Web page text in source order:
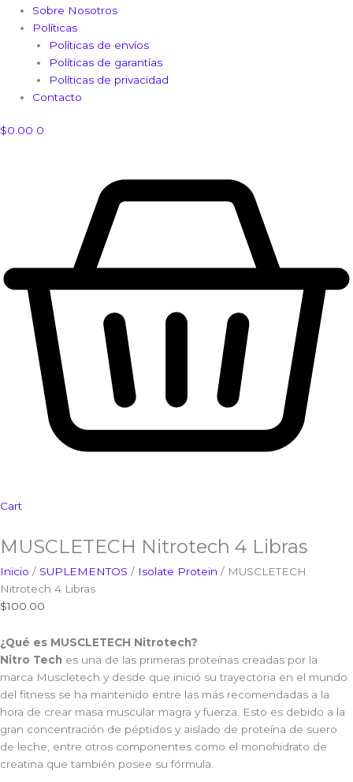
Sobre Nosotros
Políticas
Políticas de envíos
Políticas de garantías
Políticas de privacidad
Contacto
$0.00 0
Cart
MUSCLETECH Nitrotech 4 Libras
Inicio / SUPLEMENTOS / Isolate Protein / MUSCLETECH
Nitrotech 4 Libras
$100.00
¿Qué es MUSCLETECH Nitrotech?
Nitro Tech es una de las primeras proteínas creadas por la
marca Muscletech y desde que inició su trayectoria en el mundo
del fitness se ha mantenido entre las más recomendadas a la
hora de crear masa muscular magra y fuerza. Esto es debido a la
gran concentración de péptidos y aislado de proteína de suero
de leche, entre otros componentes como el monohidrato de
creatina que también posee su fórmula.